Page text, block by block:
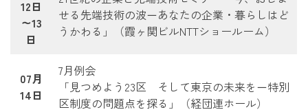
12日
～13
日
せる先端技術の波－あなたの企業・暮らしはど
うかわる」（霞ヶ関ビルNTTショールーム）
07月
14日
7月例会
「見つめよう23区 そして東京の未来を－特別
区制度の問題点を探る」（経団連ホール）